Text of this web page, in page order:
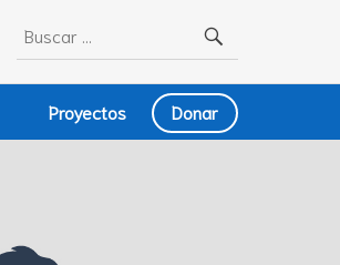
Buscar:
Proyectos Donar